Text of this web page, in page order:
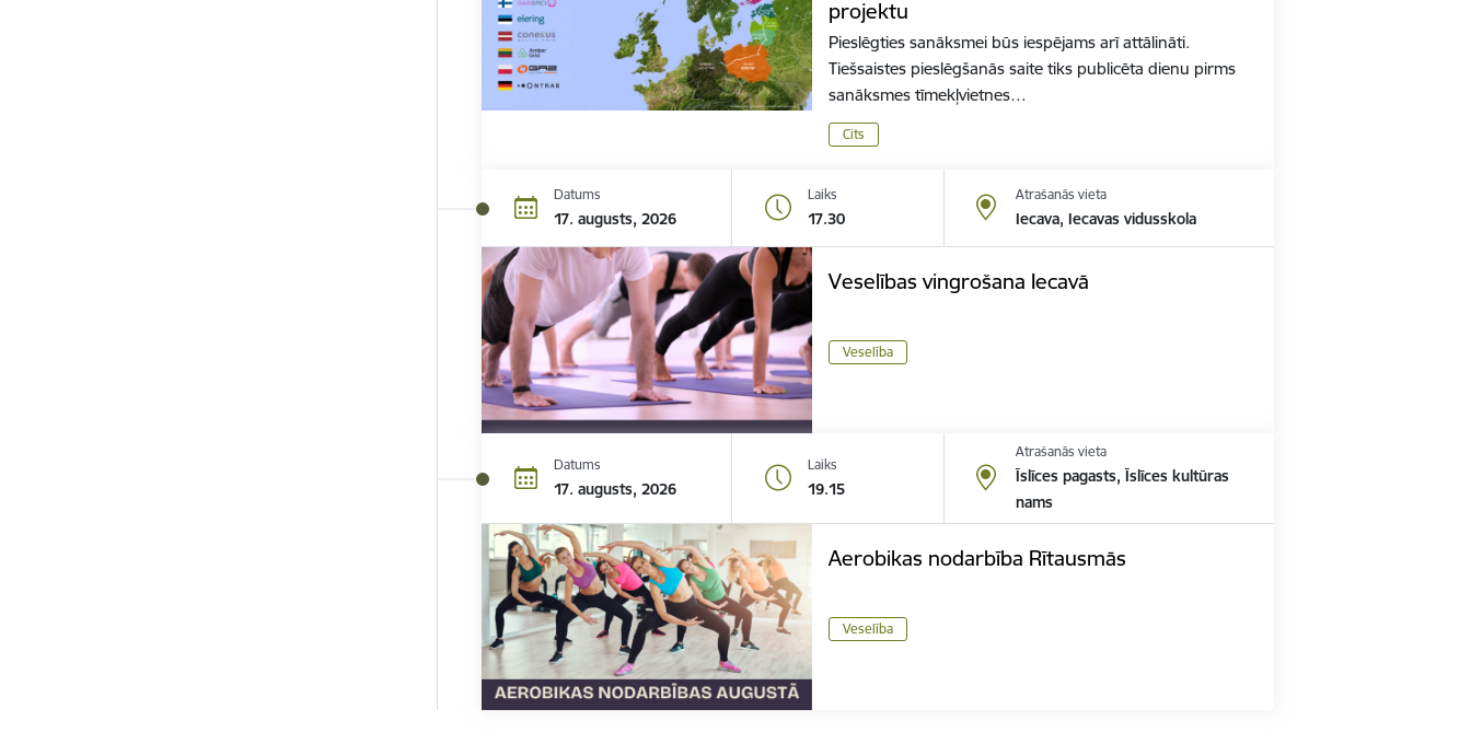
projektu
Pieslēgties sanāksmei būs iespējams arī attālināti.
Tiešsaistes pieslēgšanās saite tiks publicēta dienu pirms
sanāksmes tīmekļvietnes…
Cits
Datums
17. augusts, 2026
Laiks
17.30
Atrašanās vieta
Iecava, Iecavas vidusskola
Veselības vingrošana Iecavā
Veselība
Datums
17. augusts, 2026
Laiks
19.15
Atrašanās vieta
Īslīces pagasts, Īslīces kultūras
nams
Aerobikas nodarbība Rītausmās
Veselība